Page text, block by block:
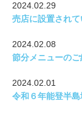
2024.02.29
売店に設置され
2024.02.08
節分メニューのご
2024.02.01
令和６年能登半